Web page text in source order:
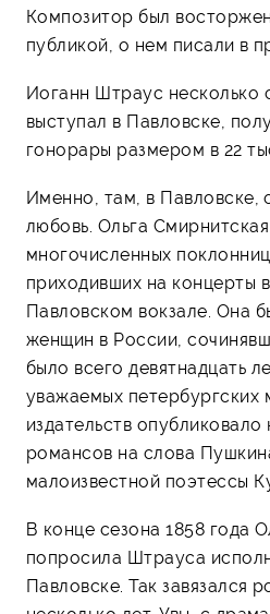
Композитор был
публикой, о нем писали в
Иоганн Штраус несколько
выступал в Павловске,
гонорары размером в 22
Именно, там, в Павловске,
любовь. Ольга
многочисленных
приходивших на концерты
Павловском вокзале. Она
женщин в России,
было всего девятнадцать
уважаемых петербургских
издательств
романсов на слова
малоизвестной поэтессы
В конце сезона 1858 года
попросила Штрауса
Павловске. Так завязался